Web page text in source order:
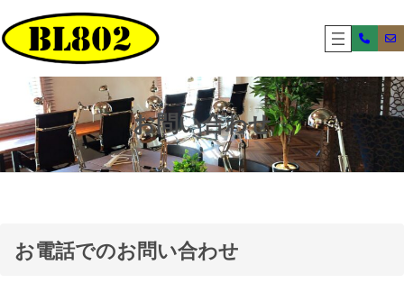
容
を
プ
お問い合わせ
お電話でのお問い合わせ